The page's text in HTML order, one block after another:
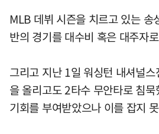
MLB 데뷔 시즌을 치르고 있는 송
반의 경기를 대수비 혹은 대주자
그리고 지난 1일 워싱턴 내셔널
을 올리고도 2타수 무안타로 침
기회를 부여받았으나 이를 잡지